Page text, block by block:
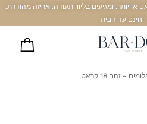
עשויים זהב אמיתי 14 קראט או יותר, ומגיעים בליווי תעודה, אריזה מהודרת,
חינם עד הבית
– זהב 18 קראט